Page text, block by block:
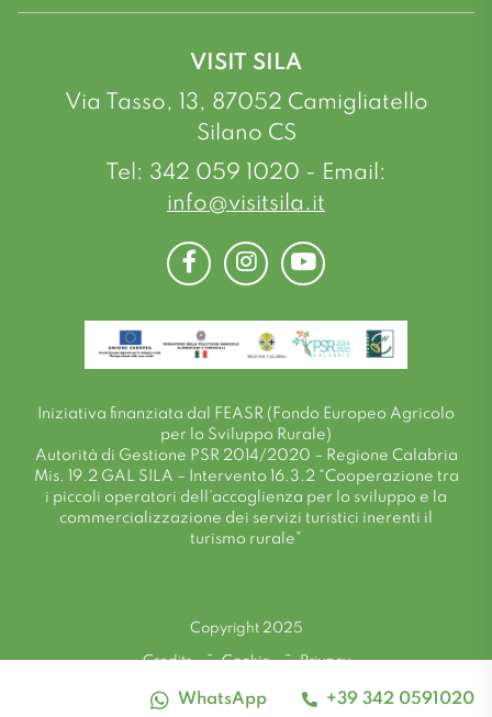
WhatsApp +39 342 0591020
VISIT SILA
Via Tasso, 13, 87052 Camigliatello
Silano CS
Tel: 342 059 1020 - Email:
info@visitsila.it
FacebookInstagramYoutube
Iniziativa finanziata dal FEASR (Fondo Europeo Agricolo
per lo Sviluppo Rurale)
Autorità di Gestione PSR 2014/2020 – Regione Calabria
Mis. 19.2 GAL SILA – Intervento 16.3.2 “Cooperazione tra
i piccoli operatori dell’accoglienza per lo sviluppo e la
commercializzazione dei servizi turistici inerenti il
turismo rurale”
Copyright 2025
Credits Cookie Privacy
Alto contrasto